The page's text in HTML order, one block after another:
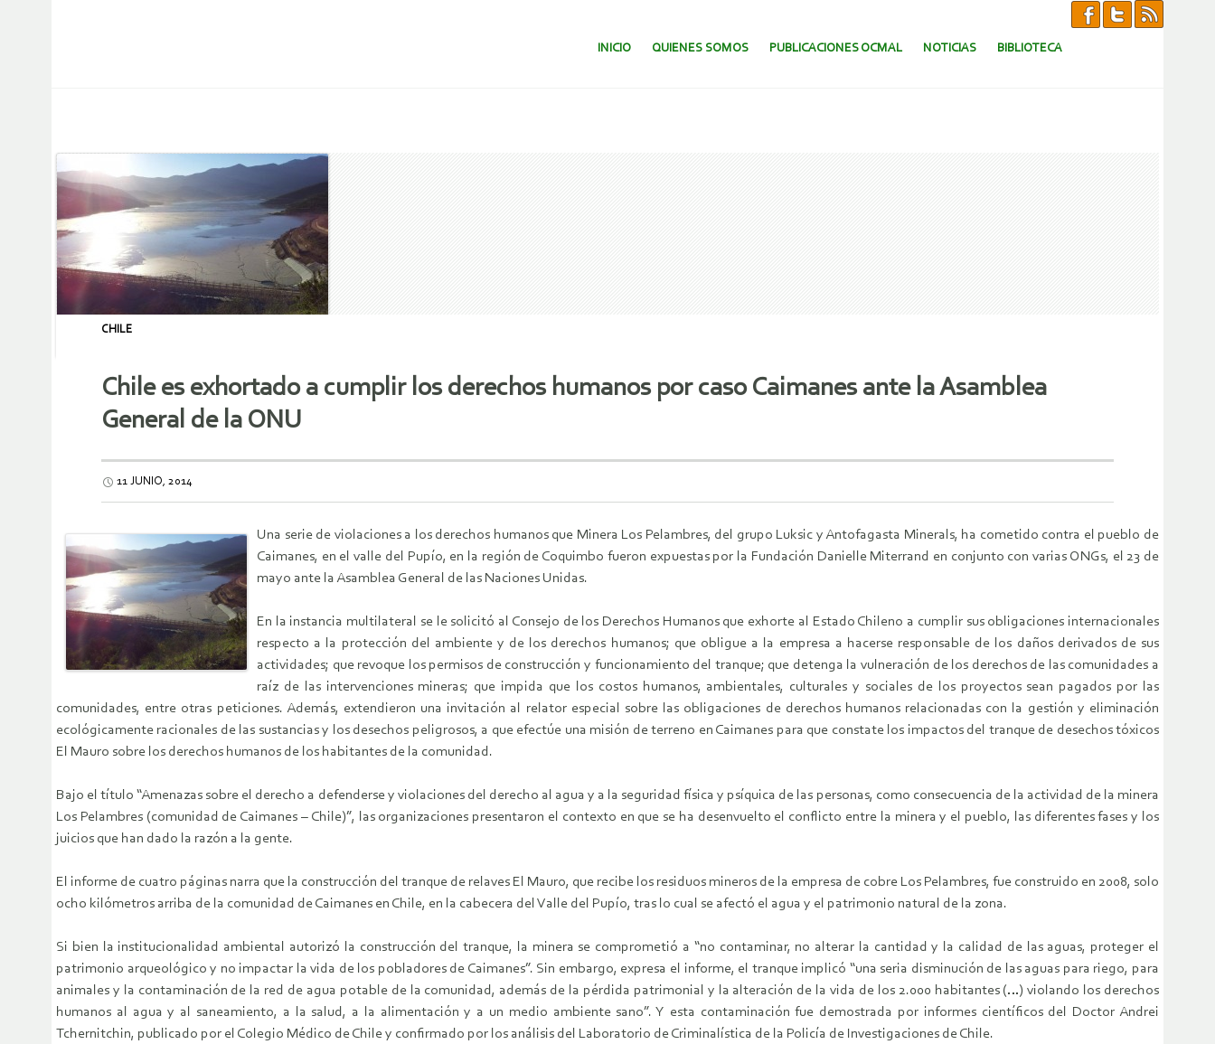
SALTAR AL CONTENIDO.
INICIO QUIENES SOMOS PUBLICACIONES OCMAL NOTICIAS BIBLIOTECA
CHILE
Chile es exhortado a cumplir los derechos humanos por caso Caimanes ante la Asamblea
General de la ONU
11 JUNIO, 2014
Una serie de violaciones a los derechos humanos que Minera Los Pelambres, del grupo Luksic y Antofagasta Minerals, ha cometido contra el pueblo de
Caimanes, en el valle del Pupío, en la región de Coquimbo fueron expuestas por la Fundación Danielle Miterrand en conjunto con varias ONGs, el 23 de
mayo ante la Asamblea General de las Naciones Unidas.
En la instancia multilateral se le solicitó al Consejo de los Derechos Humanos que exhorte al Estado Chileno a cumplir sus obligaciones internacionales
respecto a la protección del ambiente y de los derechos humanos; que obligue a la empresa a hacerse responsable de los daños derivados de sus
actividades; que revoque los permisos de construcción y funcionamiento del tranque; que detenga la vulneración de los derechos de las comunidades a
raíz de las intervenciones mineras; que impida que los costos humanos, ambientales, culturales y sociales de los proyectos sean pagados por las
comunidades, entre otras peticiones. Además, extendieron una invitación al relator especial sobre las obligaciones de derechos humanos relacionadas con la gestión y eliminación
ecológicamente racionales de las sustancias y los desechos peligrosos, a que efectúe una misión de terreno en Caimanes para que constate los impactos del tranque de desechos tóxicos
El Mauro sobre los derechos humanos de los habitantes de la comunidad.
Bajo el título “Amenazas sobre el derecho a defenderse y violaciones del derecho al agua y a la seguridad física y psíquica de las personas, como consecuencia de la actividad de la minera
Los Pelambres (comunidad de Caimanes – Chile)”, las organizaciones presentaron el contexto en que se ha desenvuelto el conflicto entre la minera y el pueblo, las diferentes fases y los
juicios que han dado la razón a la gente.
El informe de cuatro páginas narra que la construcción del tranque de relaves El Mauro, que recibe los residuos mineros de la empresa de cobre Los Pelambres, fue construido en 2008, solo
ocho kilómetros arriba de la comunidad de Caimanes en Chile, en la cabecera del Valle del Pupío, tras lo cual se afectó el agua y el patrimonio natural de la zona.
Si bien la institucionalidad ambiental autorizó la construcción del tranque, la minera se comprometió a “no contaminar, no alterar la cantidad y la calidad de las aguas, proteger el
patrimonio arqueológico y no impactar la vida de los pobladores de Caimanes”. Sin embargo, expresa el informe, el tranque implicó “una seria disminución de las aguas para riego, para
animales y la contaminación de la red de agua potable de la comunidad, además de la pérdida patrimonial y la alteración de la vida de los 2.000 habitantes (…) violando los derechos
humanos al agua y al saneamiento, a la salud, a la alimentación y a un medio ambiente sano”. Y esta contaminación fue demostrada por informes científicos del Doctor Andrei
Tchernitchin, publicado por el Colegio Médico de Chile y confirmado por los análisis del Laboratorio de Criminalística de la Policía de Investigaciones de Chile.